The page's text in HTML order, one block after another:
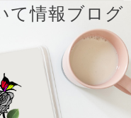
て情報ブログ